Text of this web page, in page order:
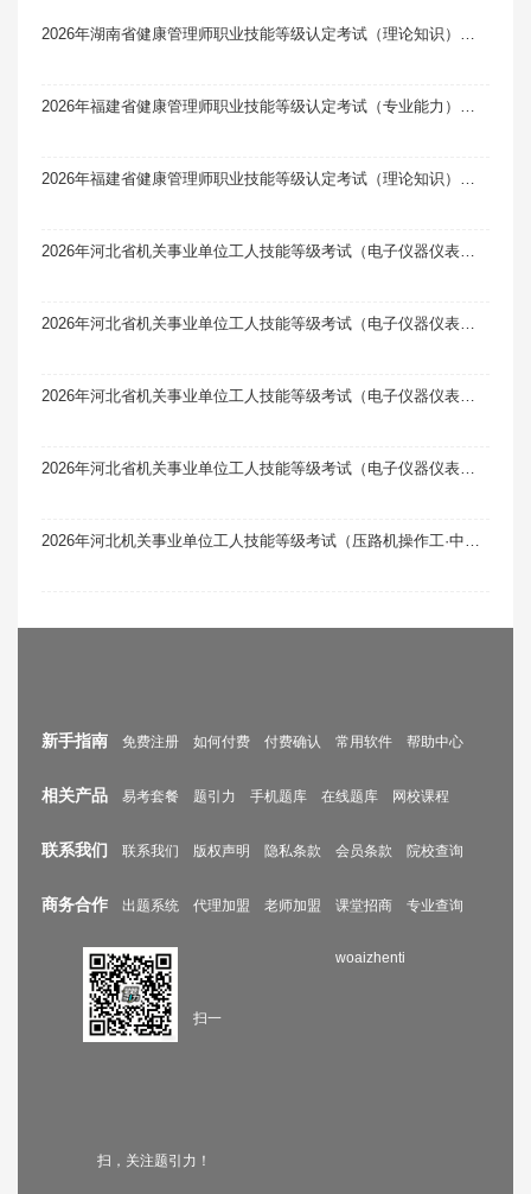
新手指南 免费注册 如何付费 付费确认 常用软件 帮助中心
相关产品 易考套餐 题引力 手机题库 在线题库 网校课程
联系我们 联系我们 版权声明 隐私条款 会员条款 院校查询
商务合作 出题系统 代理加盟 老师加盟 课堂招商 专业查询
扫一
扫，关注题引力！
woaizhenti